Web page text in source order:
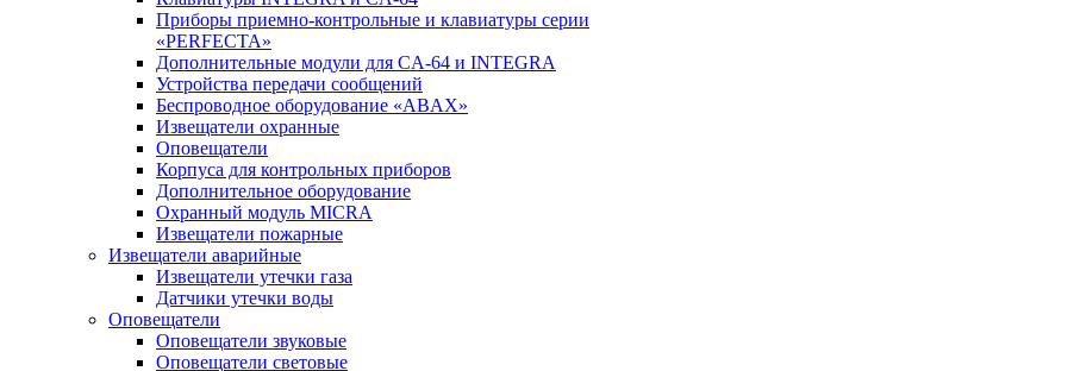
Приборы приемно-контрольные и клавиатуры серии
«PERFECTA»
Дополнительные модули для CA-64 и INTEGRA
Устройства передачи сообщений
Беспроводное оборудование «ABAX»
Извещатели охранные
Оповещатели
Корпуса для контрольных приборов
Дополнительное оборудование
Охранный модуль MICRA
Извещатели пожарные
Извещатели аварийные
Извещатели утечки газа
Датчики утечки воды
Оповещатели
Оповещатели звуковые
Оповещатели световые